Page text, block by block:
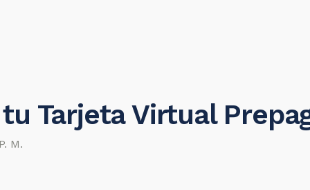
Tarjeta Virtual
M.